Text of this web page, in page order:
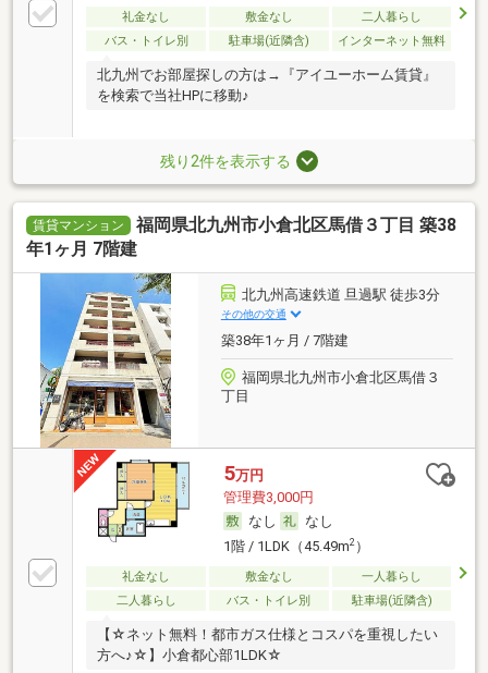
礼金なし 敷金なし
二人暮らし
バス・トイレ別
駐車場(近隣含) インターネット無料
北九州でお部屋探しの方は→『アイユーホーム賃貸』
を検索で当社HPに移動♪
残り2件を表示する
賃貸マンション
福岡県北九州市小倉北区馬借３丁目 築38
年1ヶ月 7階建
北九州高速鉄道 旦過駅 徒歩3分
その他の交通
築38年1ヶ月 / 7階建
福岡県北九州市小倉北区馬借３
丁目
5万円
管理費3,000円
なし
なし
1階 / 1LDK（45.49m2）
礼金なし 敷金なし
一人暮らし
二人暮らし
バス・トイレ別 駐車場(近隣含)
【☆ネット無料！都市ガス仕様とコスパを重視したい
方へ♪☆】小倉都心部1LDK☆